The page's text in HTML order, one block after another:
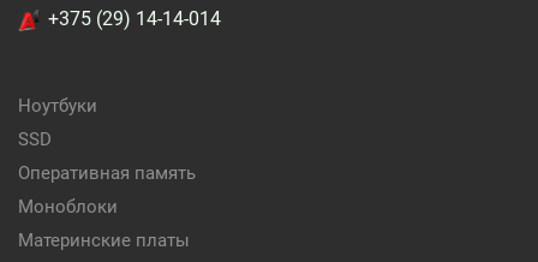
+375 (29) 14-14-014
Ноутбуки
SSD
Оперативная память
Моноблоки
Материнские платы